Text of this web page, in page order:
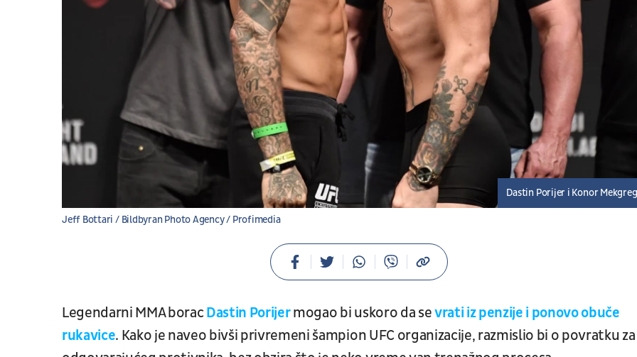
Jeff Bottari / Bildbyran Photo Agency / Profimedia
Dastin Porijer i Konor
Legendarni MMA borac Dastin Porijermogao bi uskoro da sevrati iz penzije i ponovo obuče
rukavice. Kako je naveo bivši privremeni šampion UFC organizacije, razmislio bi o povratku za